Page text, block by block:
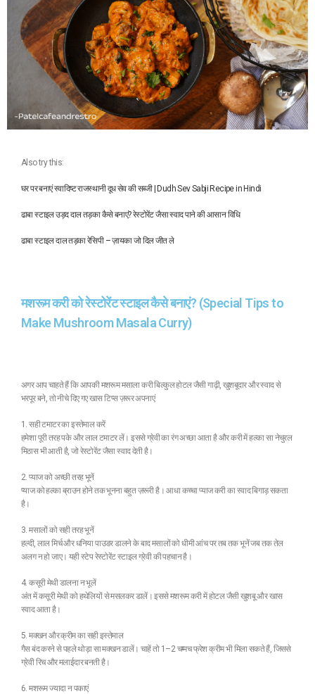
Also try this:
घर पर बनाएं स्वादिष्ट राजस्थानी दूध सेव की सब्जी | Dudh Sev Sabji Recipe in Hindi
ढाबा स्टाइल उड़द दाल तड़का कैसे बनाएं? रेस्टोरेंट जैसा स्वाद पाने की आसान विधि
ढाबा स्टाइल दाल तड़का रेसिपी – ज़ायका जो दिल जीत ले
मशरूम करी को रेस्टोरेंट स्टाइल कैसे बनाएं? (Special Tips to
Make Mushroom Masala Curry)
अगर आप चाहते हैं कि आपकी मशरूम मसाला करी बिल्कुल होटल जैसी गाढ़ी, खुशबूदार और स्वाद से
भरपूर बने, तो नीचे दिए गए खास टिप्स ज़रूर अपनाएं
1. सही टमाटर का इस्तेमाल करें
हमेशा पूरी तरह पके और लाल टमाटर लें। इससे ग्रेवी का रंग अच्छा आता है और करी में हल्का सा नेचुरल
मिठास भी आती है, जो रेस्टोरेंट जैसा स्वाद देती है।
2. प्याज को अच्छी तरह भूनें
प्याज को हल्का ब्राउन होने तक भूनना बहुत ज़रूरी है। आधा कच्चा प्याज करी का स्वाद बिगाड़ सकता
है।
3. मसालों को सही तरह भूनें
हल्दी, लाल मिर्च और धनिया पाउडर डालने के बाद मसालों को धीमी आंच पर तब तक भूनें जब तक तेल
अलग न हो जाए। यही स्टेप रेस्टोरेंट स्टाइल ग्रेवी की पहचान है।
4. कसूरी मेथी डालना न भूलें
अंत में कसूरी मेथी को हथेलियों से मसलकर डालें। इससे मशरूम करी में होटल जैसी खुशबू और खास
स्वाद आता है।
5. मक्खन और क्रीम का सही इस्तेमाल
गैस बंद करने से पहले थोड़ा सा मक्खन डालें। चाहें तो 1–2 चम्मच फ्रेश क्रीम भी मिला सकते हैं, जिससे
ग्रेवी रिच और मलाईदार बनती है।
6. मशरूम ज्यादा न पकाएं